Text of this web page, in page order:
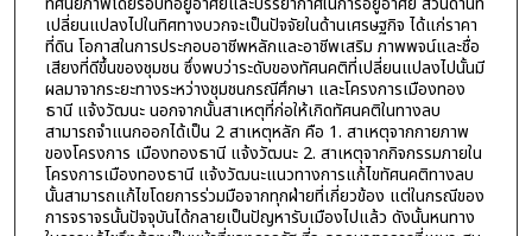
เปลี่ยนแปลงไปในทิศทางบวกจะเป็นปัจจัยในด้านเศรษฐกิจ ได้แก่ราคา
ที่ดิน โอกาสในการประกอบอาชีพหลักและอาชีพเสริม ภาพพจน์และชื่อ
เสียงที่ดีขึ้นของชุมชน ซึ่งพบว่าระดับของทัศนคติที่เปลี่ยนแปลงไปนั้นมี
ผลมาจากระยะทางระหว่างชุมชนกรณีศึกษา และโครงการเมืองทอง
ธานี แจ้งวัฒนะ นอกจากนั้นสาเหตุที่ก่อให้เกิดทัศนคติในทางลบ
สามารถจำแนกออกได้เป็น 2 สาเหตุหลัก คือ 1. สาเหตุจากกายภาพ
ของโครงการ เมืองทองธานี แจ้งวัฒนะ 2. สาเหตุจากกิจกรรมภายใน
โครงการเมืองทองธานี แจ้งวัฒนะแนวทางการแก้ไขทัศนคติทางลบ
นั้นสามารถแก้ไขโดยการร่วมมือจากทุกฝ่ายที่เกี่ยวข้อง แต่ในกรณีของ
การจราจรนั้นปัจจุบันได้กลายเป็นปัญหารับเมืองไปแล้ว ดังนั้นหนทาง